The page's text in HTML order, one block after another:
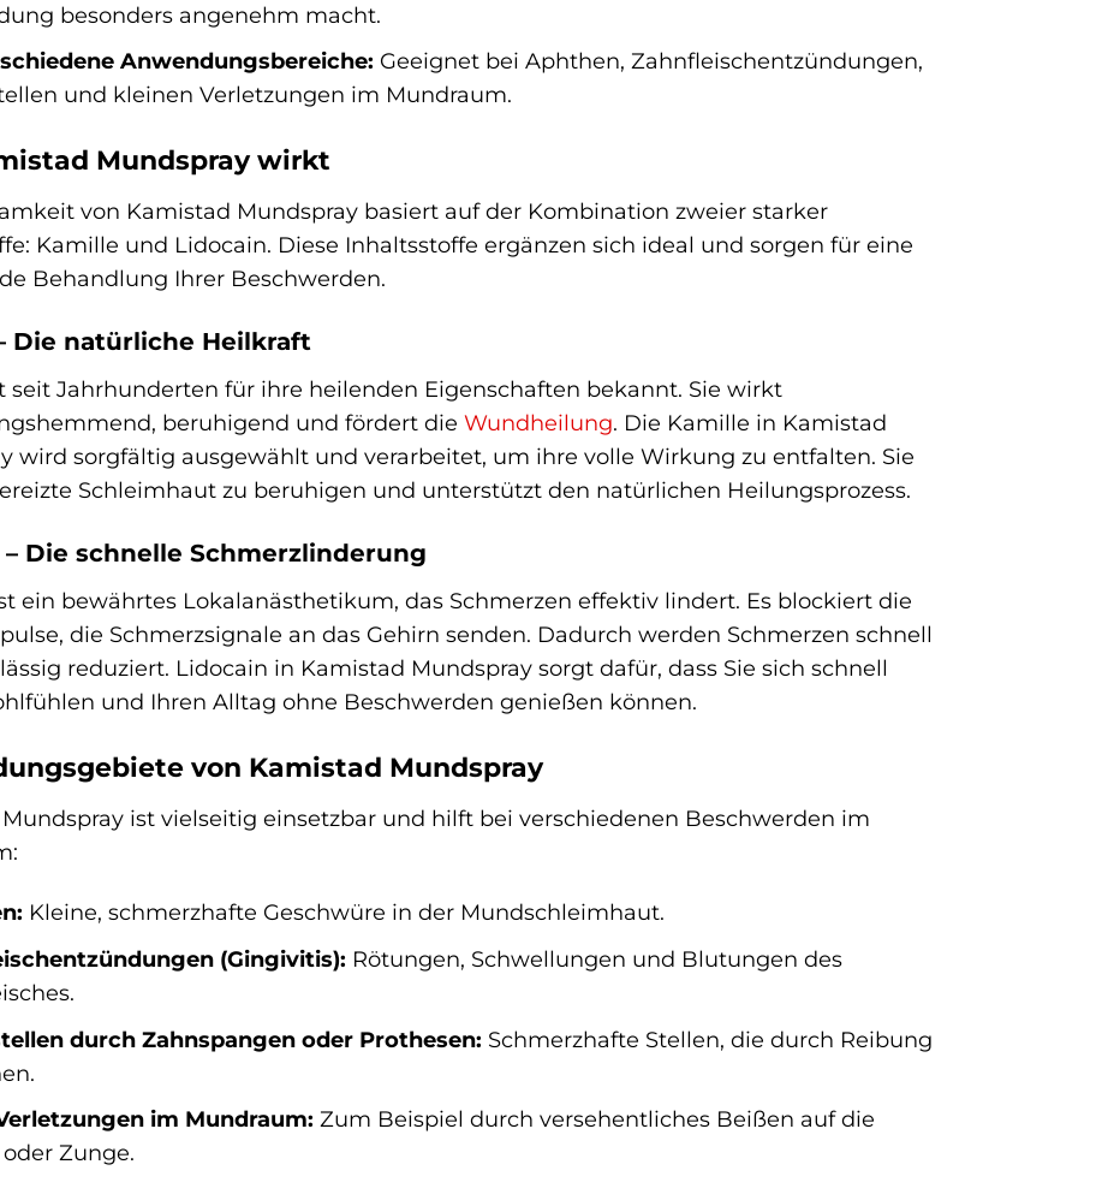
besonders angenehm macht.
Anwendungsbereiche: Geeignet bei Aphthen, Zahnfleischentzündungen,
und kleinen Verletzungen im Mundraum.
Mundspray wirkt
von Kamistad Mundspray basiert auf der Kombination zweier starker
Kamille und Lidocain. Diese Inhaltsstoffe ergänzen sich ideal und sorgen für eine
Behandlung Ihrer Beschwerden.
Die natürliche Heilkraft
seit Jahrhunderten für ihre heilenden Eigenschaften bekannt. Sie wirkt
beruhigend und fördert die Wundheilung. Die Kamille in Kamistad
wird sorgfältig ausgewählt und verarbeitet, um ihre volle Wirkung zu entfalten. Sie
Schleimhaut zu beruhigen und unterstützt den natürlichen Heilungsprozess.
– Die schnelle Schmerzlinderung
ein bewährtes Lokalanästhetikum, das Schmerzen effektiv lindert. Es blockiert die
die Schmerzsignale an das Gehirn senden. Dadurch werden Schmerzen schnell
reduziert. Lidocain in Kamistad Mundspray sorgt dafür, dass Sie sich schnell
und Ihren Alltag ohne Beschwerden genießen können.
von Kamistad Mundspray
ist vielseitig einsetzbar und hilft bei verschiedenen Beschwerden im
Kleine, schmerzhafte Geschwüre in der Mundschleimhaut.
(Gingivitis): Rötungen, Schwellungen und Blutungen des
durch Zahnspangen oder Prothesen: Schmerzhafte Stellen, die durch Reibung
im Mundraum: Zum Beispiel durch versehentliches Beißen auf die
Zunge.